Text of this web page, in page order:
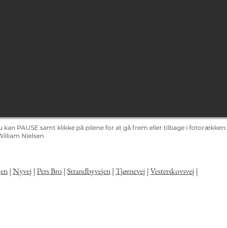
PAUSE samt klikke på pilene for at gå frem eller tilbage i fotorækken.
Nielsen
|Nyvej |Pers Bro|Strandbyvejen|Tjørnevej |Vesterskovsvej |